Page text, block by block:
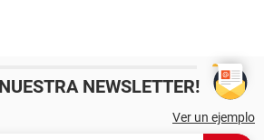
NEWSLETTER!
Ver un ejemplo